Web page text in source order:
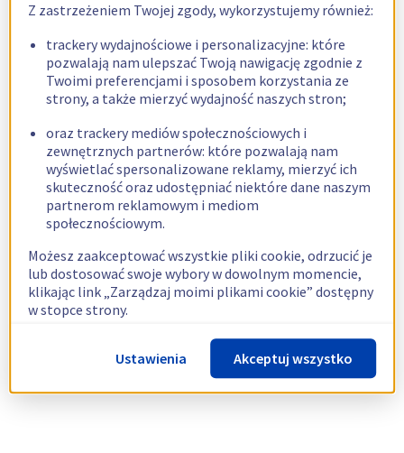
Z zastrzeżeniem Twojej zgody, wykorzystujemy również:
trackery wydajnościowe i personalizacyjne: które
pozwalają nam ulepszać Twoją nawigację zgodnie z
Twoimi preferencjami i sposobem korzystania ze
strony, a także mierzyć wydajność naszych stron;
oraz trackery mediów społecznościowych i
zewnętrznych partnerów: które pozwalają nam
wyświetlać spersonalizowane reklamy, mierzyć ich
skuteczność oraz udostępniać niektóre dane naszym
partnerom reklamowym i mediom
społecznościowym.
Możesz zaakceptować wszystkie pliki cookie, odrzucić je
lub dostosować swoje wybory w dowolnym momencie,
klikając link „Zarządzaj moimi plikami cookie” dostępny
w stopce strony.
Więcej informacji znajdziesz w naszejpolityce
dotyczącej wykorzystywania plików cookie.
Ustawienia Akceptuj wszystko